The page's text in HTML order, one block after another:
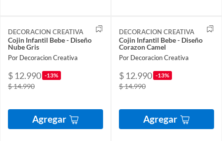
DECORACION CREATIVA
Cojin Infantil Bebe - Diseño
Nube Gris
Por Decoracion Creativa
$ 12.990 -13%
$ 14.990
Agregar
DECORACION CREATIVA
Cojin Infantil Bebe - Diseño
Corazon Camel
Por Decoracion Creativa
$ 12.990 -13%
$ 14.990
Agregar